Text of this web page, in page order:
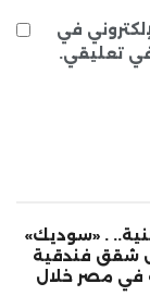
في
في تعليقي.
وحدة سكنية.. . «سوديك»
شقق فندقية
في مصر خلال